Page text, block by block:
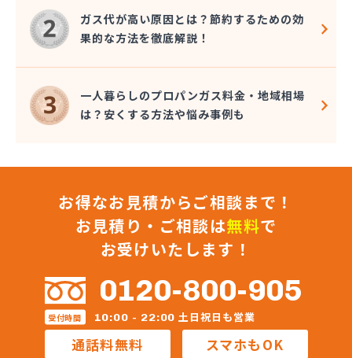
株式会社鈴喜
関山商店
丸片機水工業株式会社
岩沼ガス有限会社
岩沼プロパン(協)
岩沼市農業協同組合本所販売所
岩谷産業株式会社エネルギー 東北支社
協同石油株式会社
橋本産業株式会社 塩釜営業所
橋本産業株式会社 石巻営業所
橋本産業株式会社仙台営業所
熊谷燃料住設株式会社
後藤商店
工藤商店
高橋商店
高橋燃料店
ガス代が高い原因とは？節約するための効
果的な方法を徹底解説！
一人暮らしのプロパンガス料金・地域相場
は？安くする方法や悩み事例も
お得なお見積からご相談まで！
お見積り・ご相談は無料で
お受けいたします！
0120-800-905
受付時間 10:00 - 22:00 土日祝日も営業
通話料無料 スマホもOK